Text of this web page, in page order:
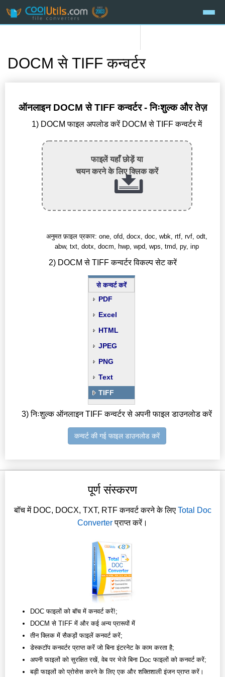
DOCM से TIFF कन्वर्टर
ऑनलाइन DOCM से TIFF कन्वर्टर - निःशुल्क और तेज़
1) DOCM फाइल अपलोड करें DOCM से TIFF कन्वर्टर में
फाइलें यहाँ छोड़ें या
चयन करने के लिए क्लिक करें
अनुमत फ़ाइल प्रकार: one, ofd, docx, doc, wbk, rtf, rvf, odt,
abw, txt, dotx, docm, hwp, wpd, wps, tmd, py, inp
2) DOCM से TIFF कन्वर्टर विकल्प सेट करें
से कन्वर्ट करें
PDF
Excel
HTML
JPEG
PNG
Text
TIFF
3) निःशुल्क ऑनलाइन TIFF कन्वर्टर से अपनी फाइल डाउनलोड करें
कन्वर्ट की गई फाइल डाउनलोड करें
पूर्ण संस्करण
बॉच में DOC, DOCX, TXT, RTF कनवर्ट करने के लिए Total Doc
Converterप्राप्त करें।
DOC फाइलों को बॉच में कनवर्ट करें!;
DOCM से TIFF में और कई अन्य प्रारूपों में
तीन क्लिक में सैकड़ों फाइलें कनवर्ट करें;
डेस्कटॉप कनवर्टर प्राप्त करें जो बिना इंटरनेट के काम करता है;
अपनी फाइलों को सुरक्षित रखें, वेब पर भेजे बिना Doc फाइलों को कनवर्ट करें;
बड़ी फाइलों को प्रोसेस करने के लिए एक और शक्तिशाली इंजन प्राप्त करें।